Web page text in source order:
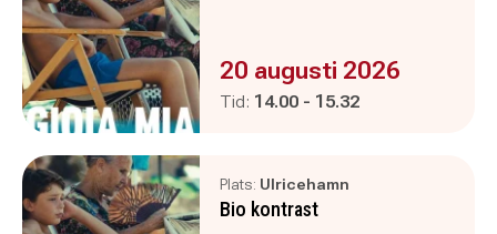
Evenemanget är :
20 augusti 2026
Tid: Pågår mellan
14.00 - och
15.32
Plats: Ulricehamn
Bio kontrast